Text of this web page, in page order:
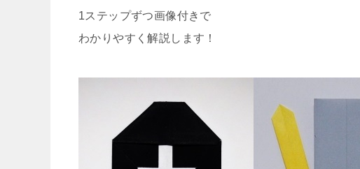
1ステップずつ画像付きで
わかりやすく解説します！